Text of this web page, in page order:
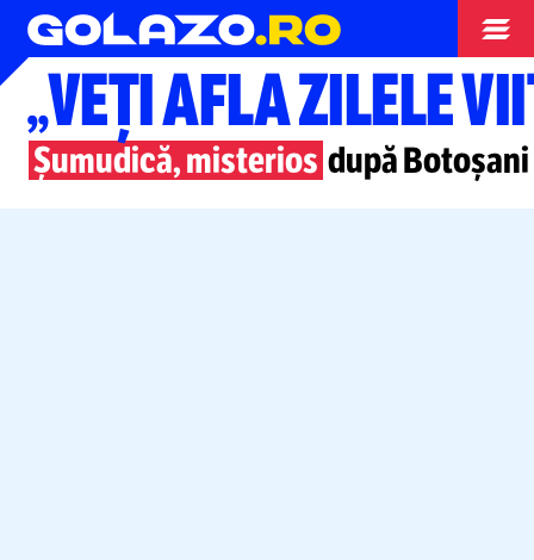
Superliga
„VEŢI AFLA ZILELE
Șumudică, misterios după Botoșani